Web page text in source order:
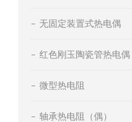
无固定装置式热电偶
红色刚玉陶瓷管热电偶
微型热电阻
轴承热电阻（偶）